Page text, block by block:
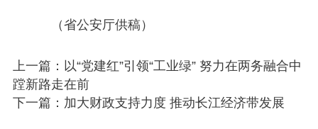
（省公安厅供稿）
上一篇：以“党建红”引领“工业绿” 努力在两务融合中
蹚新路走在前
下一篇：加大财政支持力度 推动长江经济带发展